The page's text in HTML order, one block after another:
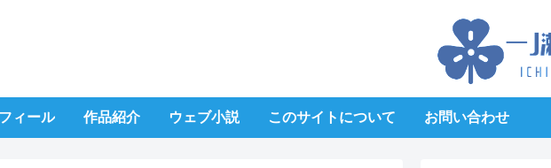
ィール 作品紹介 ウェブ小説 このサイトについて お問い合わせ